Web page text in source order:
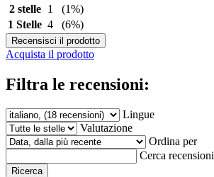
2 stelle
1
(1%)
1 Stelle 4 (6%)
Recensisci il prodotto
Acquista il prodotto
Filtra le recensioni:
Lingue
Valutazione
Ordina per
Cerca recensioni
Ricerca